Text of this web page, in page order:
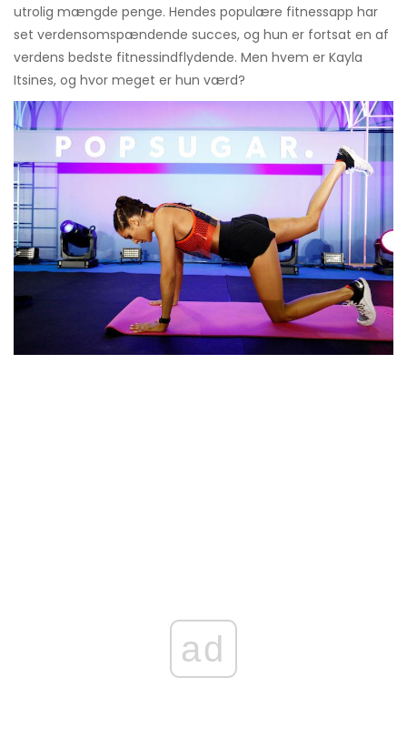
utrolig mængde penge. Hendes populære fitnessapp har
set verdensomspændende succes, og hun er fortsat en af ​​
verdens bedste fitnessindflydende. Men hvem er Kayla
Itsines, og hvor meget er hun værd?
ad